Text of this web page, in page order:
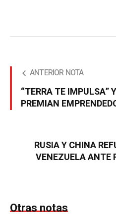
ANTERIOR NOTA
“TERRA TE IMPULSA”
PREMIAN
RUSIA Y CHINA
VENEZUELA ANTE
Otras notas